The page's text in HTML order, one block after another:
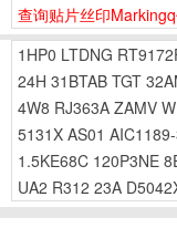
查询贴片丝印
1HP0 LTDNG
24H 31BTAB TGT
4W8 RJ363A ZAMV
5131X AS01
1.5KE68C 120P3NE
UA2 R312 23A